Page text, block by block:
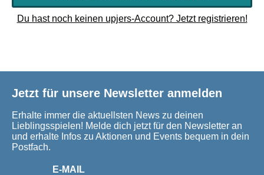
Du hast noch keinen upjers-Account? Jetzt registrieren!
Jetzt für unsere Newsletter anmelden
Erhalte immer die aktuellsten News zu deinen
Lieblingsspielen! Melde dich jetzt für den Newsletter an
und erhalte Infos zu Aktionen und Events bequem in dein
Postfach.
E-MAIL